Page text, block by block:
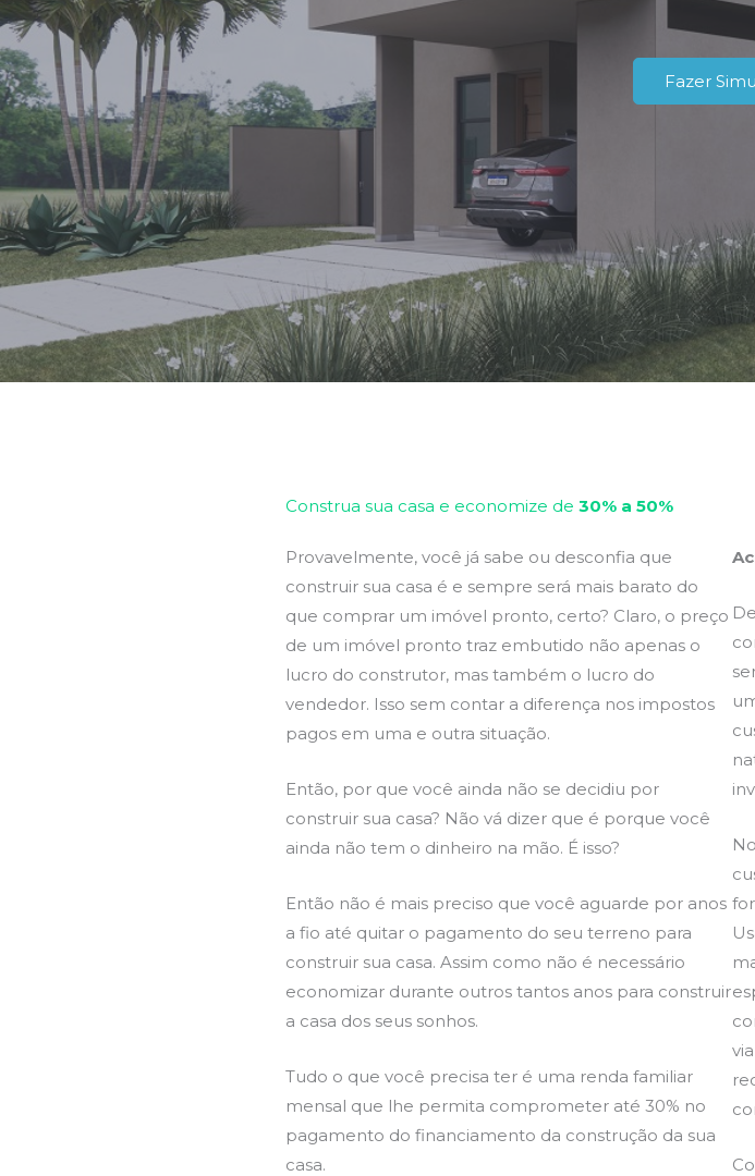
Fazer
Construa sua casa e economize de 30% a 50%
Provavelmente, você já sabe ou desconfia que
construir sua casa é e sempre será mais barato do
que comprar um imóvel pronto, certo? Claro, o preço
de um imóvel pronto traz embutido não apenas o
lucro do construtor, mas também o lucro do
vendedor. Isso sem contar a diferença nos impostos
pagos em uma e outra situação.
Então, por que você ainda não se decidiu por
construir sua casa? Não vá dizer que é porque você
ainda não tem o dinheiro na mão. É isso?
Então não é mais preciso que você aguarde por anos
a fio até quitar o pagamento do seu terreno para
construir sua casa. Assim como não é necessário
economizar durante outros tantos anos para construir
a casa dos seus sonhos.
Tudo o que você precisa ter é uma renda familiar
mensal que lhe permita comprometer até 30% no
pagamento do financiamento da construção da sua
casa.